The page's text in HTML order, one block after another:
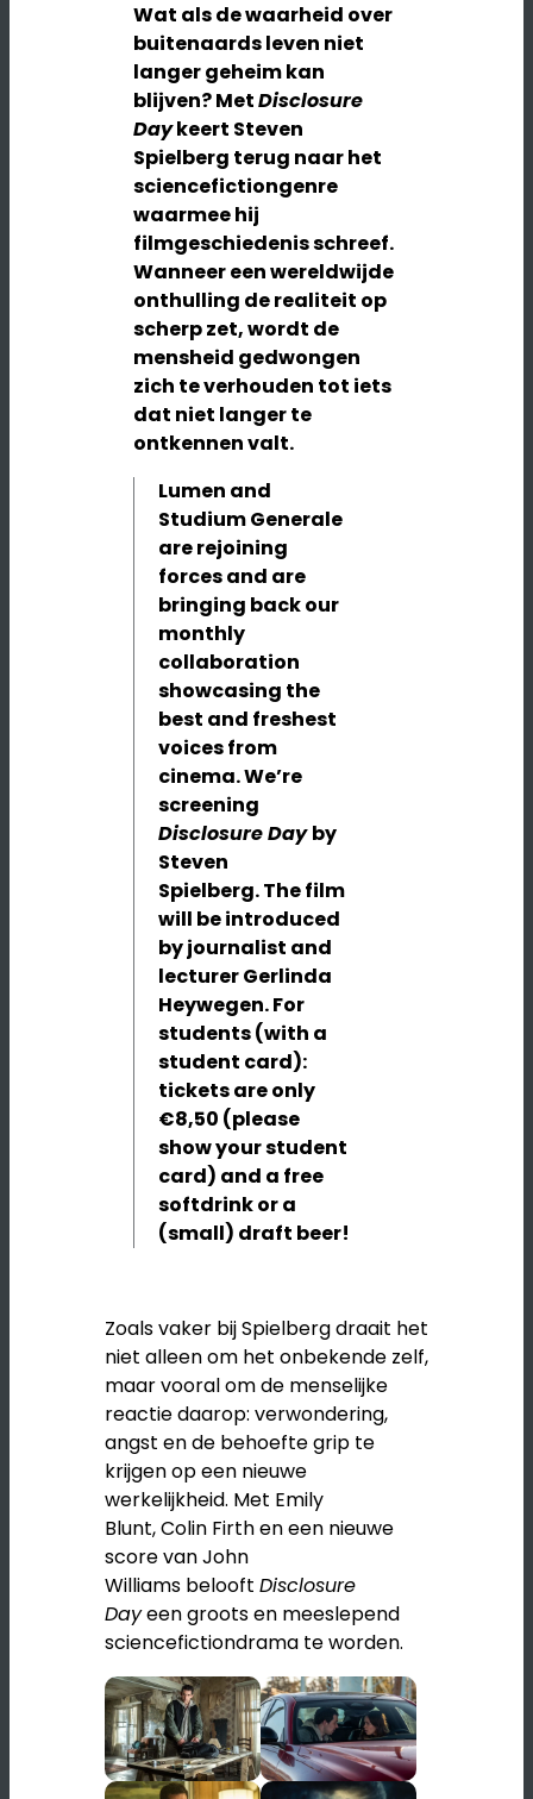
Wat als de waarheid over
buitenaards leven niet
langer geheim kan
blijven? MetDisclosure
Daykeert Steven
Spielberg terug naar het
sciencefictiongenre
waarmee hij
filmgeschiedenis schreef.
Wanneer een wereldwijde
onthulling de realiteit op
scherp zet, wordt de
mensheid gedwongen
zich te verhouden tot iets
dat niet langer te
ontkennen valt.
Lumen and
Studium Generale
are rejoining
forces and are
bringing back our
monthly
collaboration
showcasing the
best and freshest
voices from
cinema. We’re
screening
Disclosure Dayby
Steven
Spielberg.The film
will be introduced
by journalist and
lecturer Gerlinda
Heywegen. For
students (with a
student card):
tickets are only
€8,50 (please
show your student
card) and a free
softdrink or a
(small) draft beer!
Zoals vaker bij Spielberg draait het
niet alleen om het onbekende zelf,
maar vooral om de menselijke
reactie daarop: verwondering,
angst en de behoefte grip te
krijgen op een nieuwe
werkelijkheid. Met Emily
Blunt,Colin Firthen een nieuwe
score vanJohn
Williams belooft Disclosure
Dayeen groots en meeslepend
sciencefictiondrama te worden.